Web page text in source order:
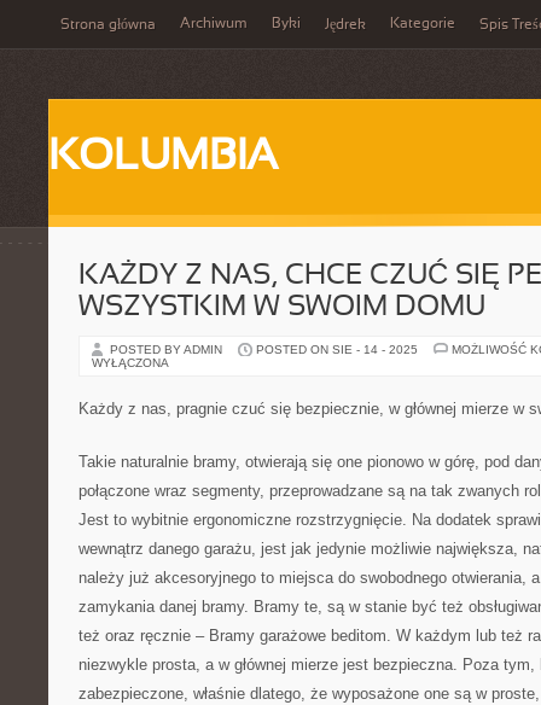
Strona główna Archiwum Byki Jędrek Kategorie Spis
KOLUMBIA
KAŻDY Z NAS, CHCE CZUĆ SIĘ
WSZYSTKIM W SWOIM DOMU
POSTED BY ADMIN POSTED ON SIE - 14 - 2025
MOŻLIWOŚĆ
WYŁĄCZONA
Każdy z nas, pragnie czuć się bezpiecznie, w głównej mierze w
Takie naturalnie bramy, otwierają się one pionowo w górę, pod
połączone wraz segmenty, przeprowadzane są na tak zwanych
Jest to wybitnie ergonomiczne rozstrzygnięcie. Na dodatek
wewnątrz danego garażu, jest jak jedynie możliwie największa,
należy już akcesoryjnego to miejsca do swobodnego otwierania,
zamykania danej bramy. Bramy te, są w stanie być też
też oraz ręcznie – Bramy garażowe beditom. W każdym lub też
niezwykle prosta, a w głównej mierze jest bezpieczna. Poza tym,
zabezpieczone, właśnie dlatego, że wyposażone one są w